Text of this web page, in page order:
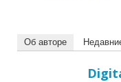
Об авторе